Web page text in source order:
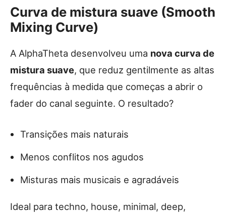
Curva de mistura suave (Smooth
Mixing Curve)
A AlphaTheta desenvolveu uma nova curva de
mistura suave, que reduz gentilmente as altas
frequências à medida que começas a abrir o
fader do canal seguinte. O resultado?
Transições mais naturais
Menos conflitos nos agudos
Misturas mais musicais e agradáveis
Ideal para techno, house, minimal, deep,